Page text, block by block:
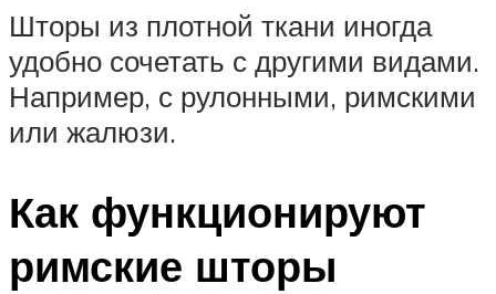
Шторы из плотной ткани иногда
удобно сочетать с другими видами.
Например, с рулонными, римскими
или жалюзи.
Как функционируют
римские шторы